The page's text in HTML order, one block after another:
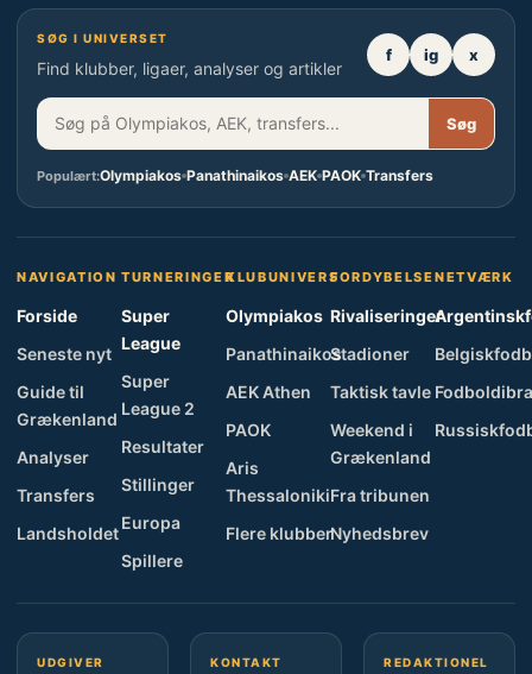
SØG I UNIVERSET
Find klubber, ligaer, analyser og artikler
f ig x
Søg
Populært:Olympiakos Panathinaikos AEK PAOK Transfers
NAVIGATION
Forside
Seneste nyt
Guide til
Grækenland
Analyser
Transfers
Landsholdet
TURNERINGER
Super
League
Super
League 2
Resultater
Stillinger
Europa
Spillere
KLUBUNIVERS
Olympiakos
Panathinaikos
AEK Athen
PAOK
Aris
Thessaloniki
Flere klubber
FORDYBELSE
Rivaliseringer
Stadioner
Taktisk tavle
Weekend i
Grækenland
Fra tribunen
Nyhedsbrev
NETVÆRK
UDGIVER KONTAKT
REDAKTIONEL